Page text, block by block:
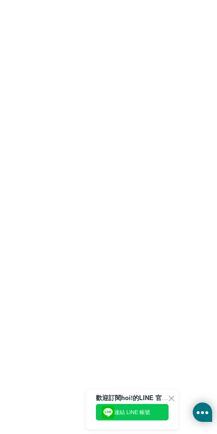
歡迎訂閱hoi!的LINE 官方帳號
連結 LINE 帳號